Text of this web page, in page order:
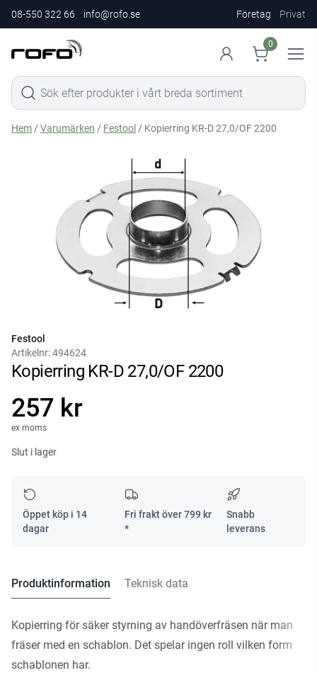
08-550 322 66 info@rofo.se Företag Privat
0
Hem /Varumärken / Festool / Kopierring KR-D 27,0/OF 2200
Festool
Artikelnr:494624
Kopierring KR-D 27,0/OF 2200
257 kr
ex moms
Slut i lager
Öppet köp i 14
dagar
Fri frakt över799 kr
*
Snabb
leverans
Produktinformation Teknisk data
Kopierring för säker styrning av handöverfräsen när man
fräser med en schablon. Det spelar ingen roll vilken form
schablonen har.